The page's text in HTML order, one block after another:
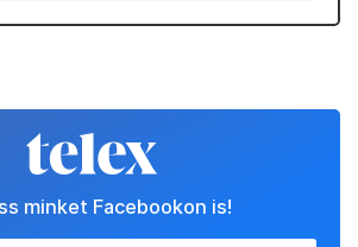
minket Facebookon is!